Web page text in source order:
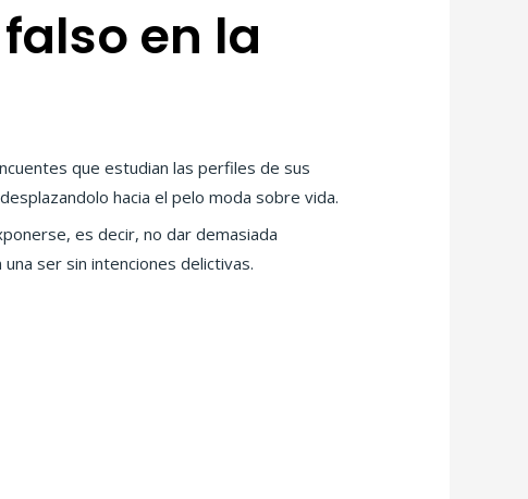
en la
que estudian las perfiles de sus
hacia el pelo moda sobre vida.
es decir, no dar demasiada
ser sin intenciones delictivas.